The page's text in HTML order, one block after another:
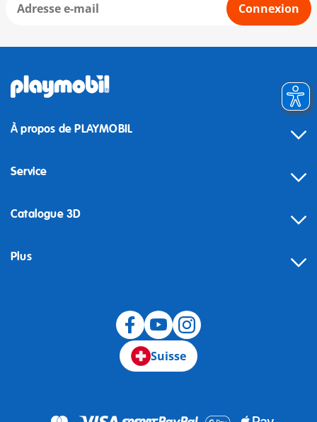
Connexion
À propos de PLAYMOBIL
Service
Catalogue 3D
Plus
Suisse